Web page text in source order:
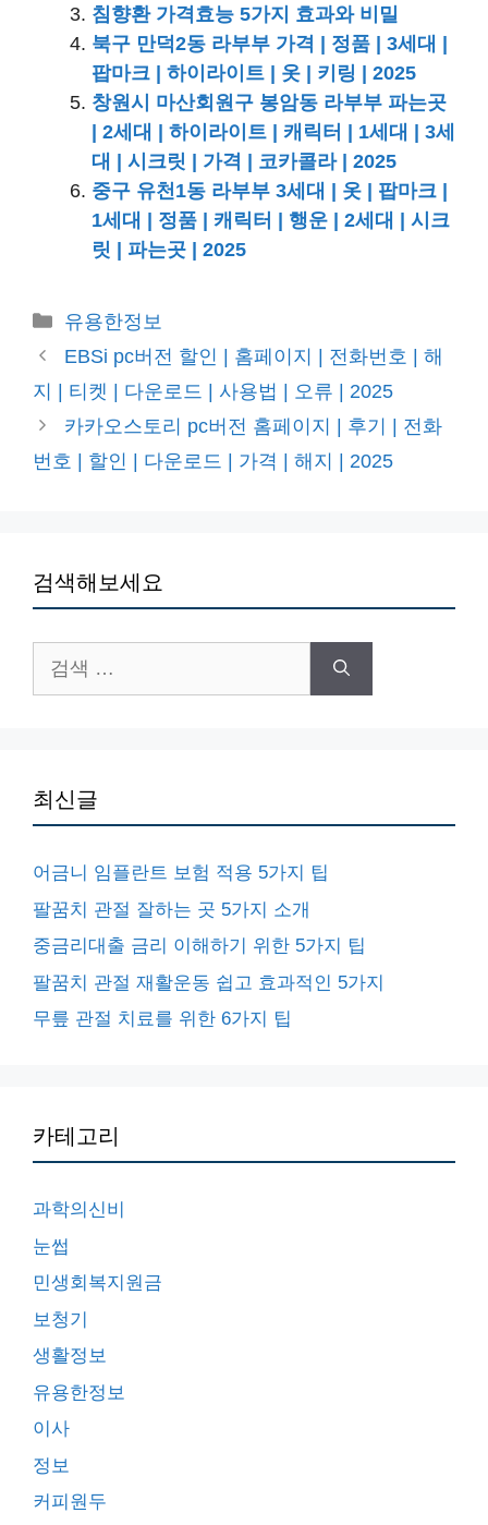
침향환 가격효능 5가지 효과와 비밀
북구 만덕2동 라부부 가격 | 정품 | 3세대 |
팝마크 | 하이라이트 | 옷 | 키링 | 2025
창원시 마산회원구 봉암동 라부부 파는곳
| 2세대 | 하이라이트 | 캐릭터 | 1세대 | 3세
대 | 시크릿 | 가격 | 코카콜라 | 2025
중구 유천1동 라부부 3세대 | 옷 | 팝마크 |
1세대 | 정품 | 캐릭터 | 행운 | 2세대 | 시크
릿 | 파는곳 | 2025
카
테
유용한정보
EBSi pc버전 할인 | 홈페이지 | 전화번호 | 해
지 | 티켓 | 다운로드 | 사용법 | 오류 | 2025
카카오스토리 pc버전 홈페이지 | 후기 | 전화
번호 | 할인 | 다운로드 | 가격 | 해지 | 2025
검색해보세요
색:
최신글
어금니 임플란트 보험 적용 5가지 팁
팔꿈치 관절 잘하는 곳 5가지 소개
중금리대출 금리 이해하기 위한 5가지 팁
팔꿈치 관절 재활운동 쉽고 효과적인 5가지
무릎 관절 치료를 위한 6가지 팁
카테고리
과학의신비
눈썹
민생회복지원금
보청기
생활정보
유용한정보
이사
정보
커피원두